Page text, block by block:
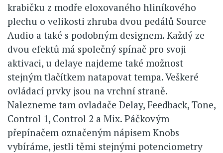
krabičku z modře eloxovaného hliníkového
plechu o velikosti zhruba dvou pedálů Source
Audio a také s podobným designem. Každý ze
dvou efektů má společný spínač pro svoji
aktivaci, u delaye najdeme také možnost
stejným tlačítkem natapovat tempa. Veškeré
ovládací prvky jsou na vrchní straně.
Nalezneme tam ovladače Delay, Feedback, Tone,
Control 1, Control 2 a Mix. Páčkovým
přepínačem označeným nápisem Knobs
vybíráme, jestli těmi stejnými potenciometry